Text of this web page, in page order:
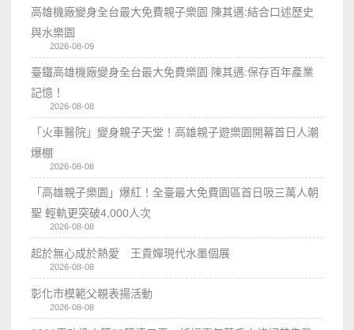
高雄機廠變身全台最大免費親子樂園 陳其邁:結合口述歷史
與水樂園
2026-08-09
臺鐵高雄機廠變身全台最大免費樂園 陳其邁:保存百年產業
記憶！
2026-08-08
「火車醫院」變身親子天堂！高雄親子遊樂園開幕首日人潮
爆棚
2026-08-08
「高雄親子樂園」爆紅！全臺最大免費園區首日吸三萬人朝
聖 輕軌更突破4,000人次
2026-08-08
起於無心成於熱愛 王貴嬋現代水墨個展
2026-08-08
彰化市模範父親表揚活動
2026-08-08